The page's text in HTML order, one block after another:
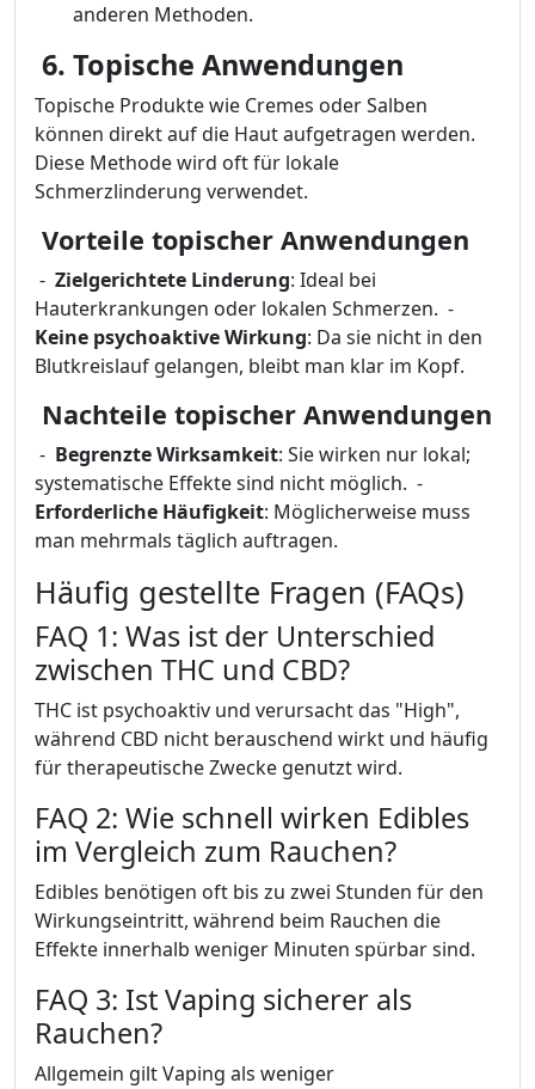
anderen Methoden.
6. Topische Anwendungen
Topische Produkte wie Cremes oder Salben
können direkt auf die Haut aufgetragen werden.
Diese Methode wird oft für lokale
Schmerzlinderung verwendet.
Vorteile topischer Anwendungen
​ - ​ Zielgerichtete Linderung: Ideal bei
Hauterkrankungen oder lokalen Schmerzen. ​ - ​
Keine psychoaktive Wirkung: Da sie nicht in den
Blutkreislauf gelangen, bleibt man klar im Kopf.
Nachteile topischer Anwendungen
​ - ​ Begrenzte Wirksamkeit: Sie wirken nur lokal;
systematische Effekte sind nicht möglich. ​ - ​
Erforderliche Häufigkeit: Möglicherweise muss
man mehrmals täglich auftragen.
Häufig gestellte Fragen (FAQs)
FAQ 1: Was ist der Unterschied
zwischen THC und CBD?
THC ist psychoaktiv und verursacht das "High",
während CBD nicht berauschend wirkt und häufig
für therapeutische Zwecke genutzt wird.
FAQ 2: Wie schnell wirken Edibles
im Vergleich zum Rauchen?
Edibles benötigen oft bis zu zwei Stunden für den
Wirkungseintritt, während beim Rauchen die
Effekte innerhalb weniger Minuten spürbar sind.
FAQ 3: Ist Vaping sicherer als
Rauchen?
Allgemein gilt Vaping als weniger